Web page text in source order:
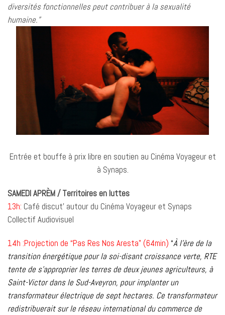
diversités fonctionnelles peut contribuer à la sexualité
humaine.”
Entrée et bouffe à prix libre en soutien au Cinéma Voyageur et
à Synaps.
SAMEDI APRÈM / Territoires en luttes
13h: Café discut’ autour du Cinéma Voyageur et Synaps
Collectif Audiovisuel
14h :Projection de “Pas Res Nos Aresta” (64min) “Àl’ère de la
transition énergétique pour la soi-disant croissance verte, RTE
tente de s’approprier les terres de deux jeunes agriculteurs, à
Saint-Victor dans le Sud-Aveyron, pour implanter un
transformateur électrique de sept hectares. Ce transformateur
redistribuerait sur le réseau international du commerce de